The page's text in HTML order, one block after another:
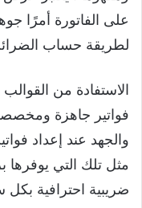
على الفاتورة أمرًا
لطريقة حساب
الاستفادة من
فواتير جاهزة
والجهد عند إعداد
مثل تلك التي يوفرها
ضريبية احترافية